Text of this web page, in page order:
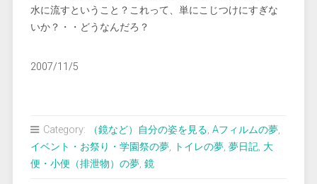
水に流すということ？これって、単にこじつけにすぎな
いか？・・どうなんだろ？
2007/11/5
Category: （鏡など）自分の姿を見る, Aフィルムの夢,
イベント・お祭り・学園祭の夢, トイレの夢, 夢日記, 大
便・小便（排泄物）の夢, 鏡